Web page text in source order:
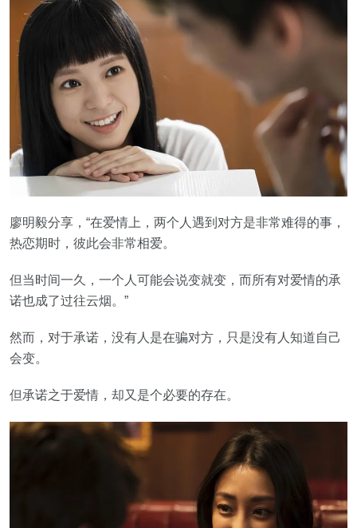
廖明毅分享，“在爱情上，两个人遇到对方是非常难得的事，
热恋期时，彼此会非常相爱。
但当时间一久，一个人可能会说变就变，而所有对爱情的承
诺也成了过往云烟。”
然而，对于承诺，没有人是在骗对方，只是没有人知道自己
会变。
但承诺之于爱情，却又是个必要的存在。